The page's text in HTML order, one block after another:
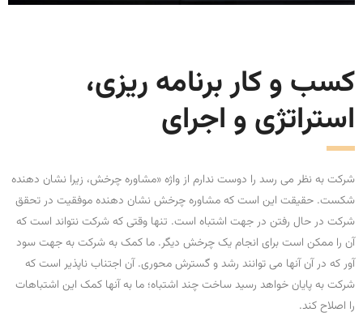
کسب و کار برنامه ریزی،
استراتژی و اجرای
شرکت به نظر می رسد را دوست ندارم از واژه «مشاوره چرخش، زیرا نشان دهنده
شکست. حقیقت این است که مشاوره چرخش نشان دهنده موفقیت در تحقق
شرکت در حال رفتن در جهت اشتباه است. تنها وقتی که شرکت نتواند است که
آن را ممکن است برای انجام یک چرخش دیگر. ما کمک به شرکت به جهت سود
آور که در آن آنها می توانند رشد و گسترش محوری. آن اجتناب ناپذیر است که
شرکت به پایان خواهد رسید ساخت چند اشتباه؛ ما به آنها کمک این اشتباهات
را اصلاح کند.